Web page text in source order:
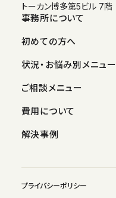
トーカン博多第5ビル 7階
事務所について
初めての方へ
状況・お悩み別メニュー
ご相談メニュー
費用について
解決事例
プライバシーポリシー